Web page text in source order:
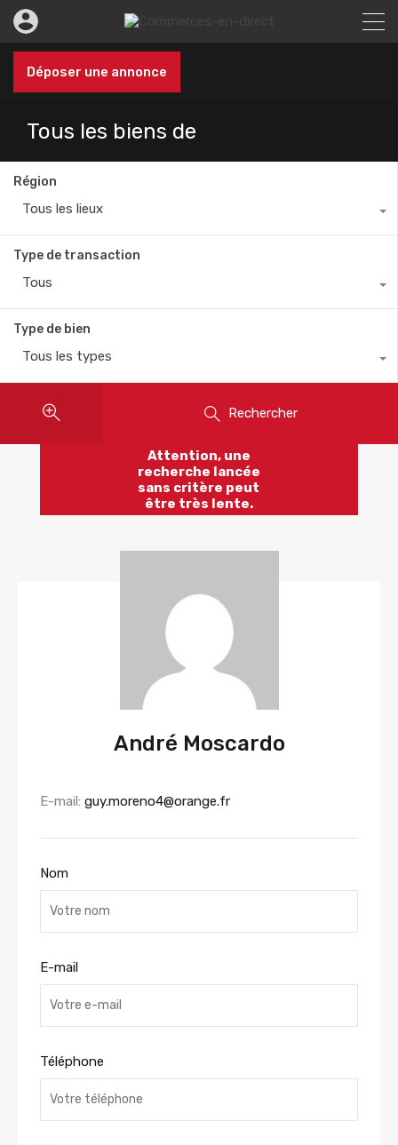
Déposer une annonce
Tous les biens de
Région
Tous les lieux
Type de transaction
Tous
Type de bien
Tous les types
Rechercher
Attention, une
recherche lancée
sans critère peut
être très lente.
André Moscardo
E-mail: guy.moreno4@orange.fr
Nom
E-mail
Téléphone